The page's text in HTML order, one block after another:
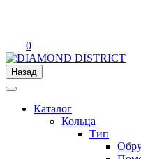
0
Назад
Каталог
Кольца
Тип